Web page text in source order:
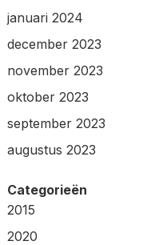
januari 2024
december 2023
november 2023
oktober 2023
september 2023
augustus 2023
Categorieën
2015
2020